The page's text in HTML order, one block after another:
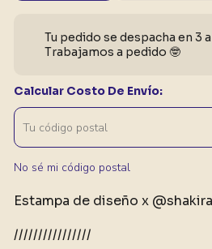
Tu pedido se despacha en 3
Trabajamos a pedido 🤓
Calcular Costo De Envío:
No sé mi código postal
Estampa de diseño x
////////////////